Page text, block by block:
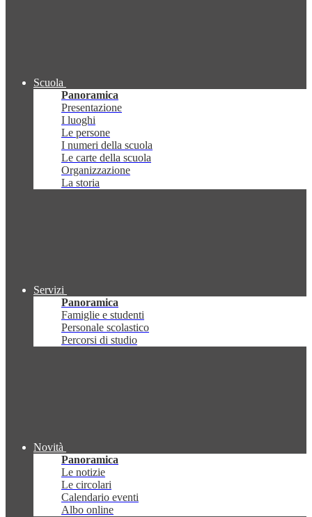
Scuola
Panoramica
Presentazione
I luoghi
Le persone
I numeri della scuola
Le carte della scuola
Organizzazione
La storia
Servizi
Panoramica
Famiglie e studenti
Personale scolastico
Percorsi di studio
Novità
Panoramica
Le notizie
Le circolari
Calendario eventi
Albo online